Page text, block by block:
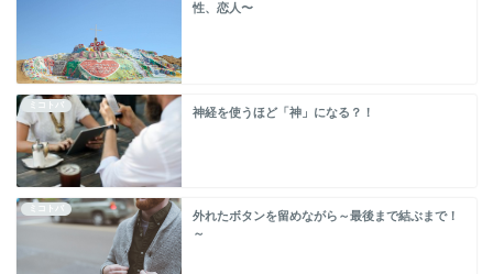
性、恋人〜
ミコトバ
神経を使うほど「神」になる？！
ミコトバ
外れたボタンを留めながら～最後まで結ぶまで！
～